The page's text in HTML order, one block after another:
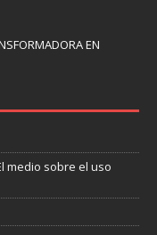
EN
medio sobre el uso